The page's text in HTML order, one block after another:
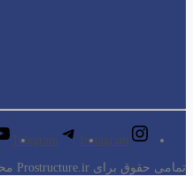
Instagram
Telegram
تمامی حقوق برای Prostructure.ir محفوظ است.